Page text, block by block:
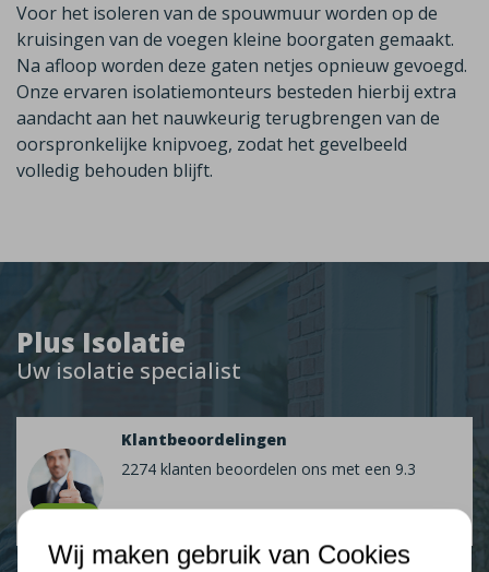
Plus Isolatie
Uw isolatie specialist
9,3
Klantbeoordelingen
2274 klanten beoordelen ons met een 9.3
Voor het isoleren van de spouwmuur worden op de
kruisingen van de voegen kleine boorgaten gemaakt.
Na afloop worden deze gaten netjes opnieuw gevoegd.
Onze ervaren isolatiemonteurs besteden hierbij extra
aandacht aan het nauwkeurig terugbrengen van de
oorspronkelijke knipvoeg, zodat het gevelbeeld
volledig behouden blijft.
Wij maken gebruik van Cookies